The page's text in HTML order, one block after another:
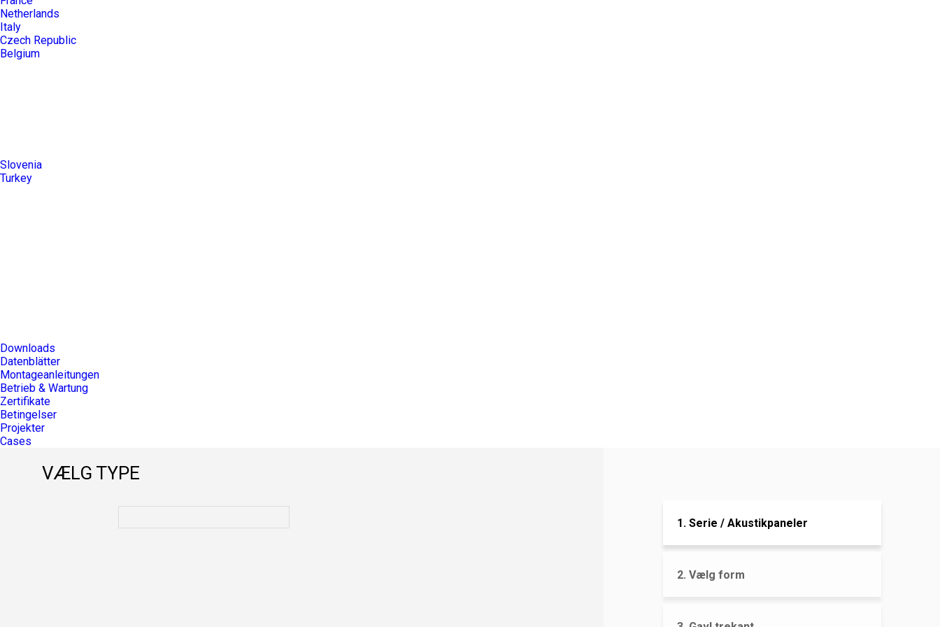
Netherlands
Italy
Czech Republic
Belgium
Slovenia
Turkey
Downloads
Datenblätter
Montageanleitungen
Betrieb & Wartung
Zertifikate
Betingelser
Projekter
Cases
VÆLG TYPE
1. Serie / Akustikpaneler
2. Vælg form